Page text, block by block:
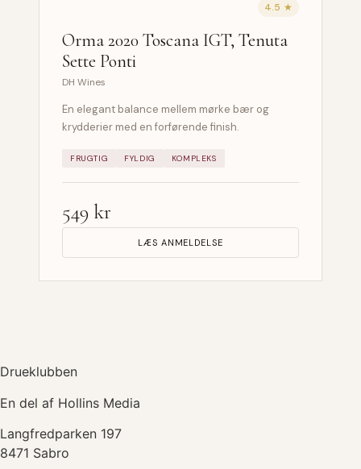
4.5 ★
Orma 2020 Toscana IGT, Tenuta
Sette Ponti
DH Wines
En elegant balance mellem mørke bær og
krydderier med en forførende finish.
FRUGTIG FYLDIG KOMPLEKS
549 kr
LÆS ANMELDELSE
Drueklubben
En del af Hollins Media
Langfredparken 197
8471 Sabro